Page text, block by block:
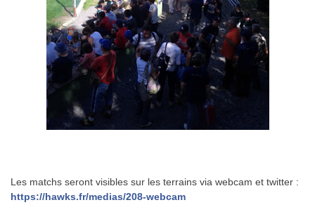
Les matchs seront visibles sur les terrains via webcam et twitter :
https://hawks.fr/medias/208-webcam